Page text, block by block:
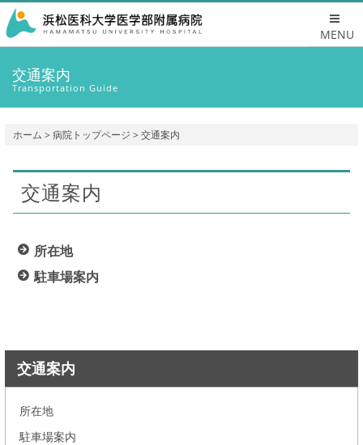
MENU
交通案内
Transportation Guide
ホーム > 病院トップページ > 交通案内
交通案内
所在地
駐車場案内
交通案内
所在地
駐車場案内